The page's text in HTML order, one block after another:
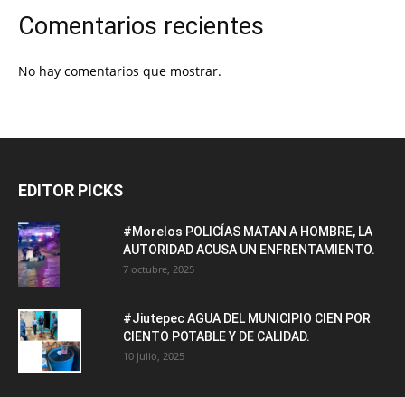
Comentarios recientes
No hay comentarios que mostrar.
EDITOR PICKS
#Morelos POLICÍAS MATAN A HOMBRE, LA
AUTORIDAD ACUSA UN ENFRENTAMIENTO.
7 octubre, 2025
#Jiutepec AGUA DEL MUNICIPIO CIEN POR
CIENTO POTABLE Y DE CALIDAD.
10 julio, 2025